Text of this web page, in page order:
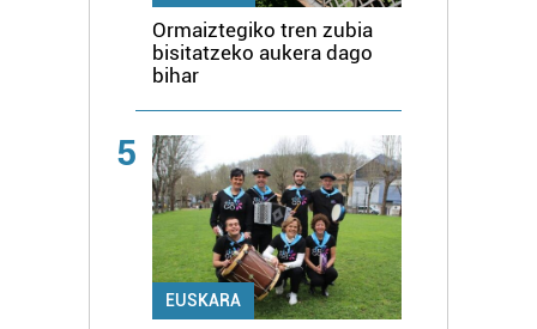
Ormaiztegiko tren zubia
bisitatzeko aukera dago
bihar
5
EUSKARA